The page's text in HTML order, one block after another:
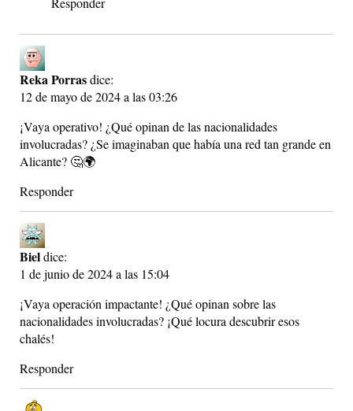
Reka Porrasdice:
12 de mayo de 2024 a las 03:26
¡Vaya operativo! ¿Qué opinan de las nacionalidades
involucradas? ¿Se imaginaban que había una red tan grande en
Alicante? 🤔🌍
Responder
Bieldice:
1 de junio de 2024 a las 15:04
¡Vaya operación impactante! ¿Qué opinan sobre las
nacionalidades involucradas? ¡Qué locura descubrir esos
chalés!
Responder